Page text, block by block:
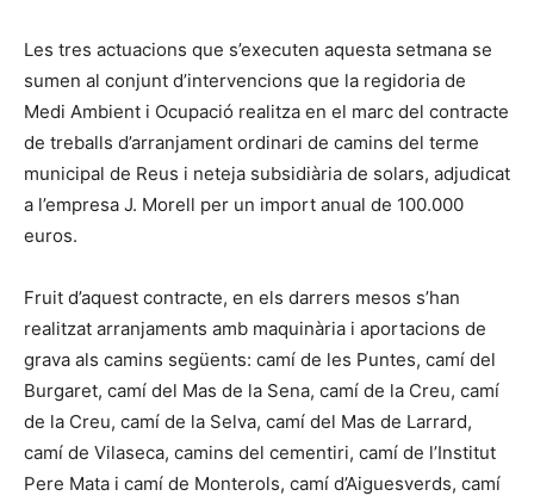
Les tres actuacions que s’executen aquesta setmana se
sumen al conjunt d’intervencions que la regidoria de
Medi Ambient i Ocupació realitza en el marc del contracte
de treballs d’arranjament ordinari de camins del terme
municipal de Reus i neteja subsidiària de solars, adjudicat
a l’empresa J. Morell per un import anual de 100.000
euros.
Fruit d’aquest contracte, en els darrers mesos s’han
realitzat arranjaments amb maquinària i aportacions de
grava als camins següents: camí de les Puntes, camí del
Burgaret, camí del Mas de la Sena, camí de la Creu, camí
de la Creu, camí de la Selva, camí del Mas de Larrard,
camí de Vilaseca, camins del cementiri, camí de l’Institut
Pere Mata i camí de Monterols, camí d’Aiguesverds, camí